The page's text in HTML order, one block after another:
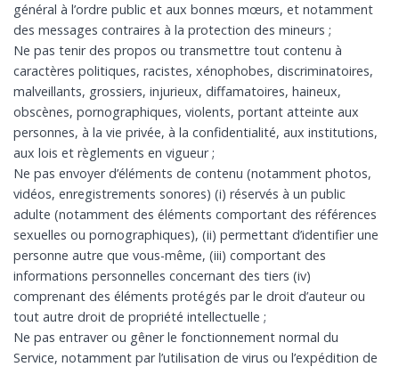
général à l’ordre public et aux bonnes mœurs, et notamment
des messages contraires à la protection des mineurs ;
Ne pas tenir des propos ou transmettre tout contenu à
caractères politiques, racistes, xénophobes, discriminatoires,
malveillants, grossiers, injurieux, diffamatoires, haineux,
obscènes, pornographiques, violents, portant atteinte aux
personnes, à la vie privée, à la confidentialité, aux institutions,
aux lois et règlements en vigueur ;
Ne pas envoyer d’éléments de contenu (notamment photos,
vidéos, enregistrements sonores) (i) réservés à un public
adulte (notamment des éléments comportant des références
sexuelles ou pornographiques), (ii) permettant d’identifier une
personne autre que vous-même, (iii) comportant des
informations personnelles concernant des tiers (iv)
comprenant des éléments protégés par le droit d’auteur ou
tout autre droit de propriété intellectuelle ;
Ne pas entraver ou gêner le fonctionnement normal du
Service, notamment par l’utilisation de virus ou l’expédition de